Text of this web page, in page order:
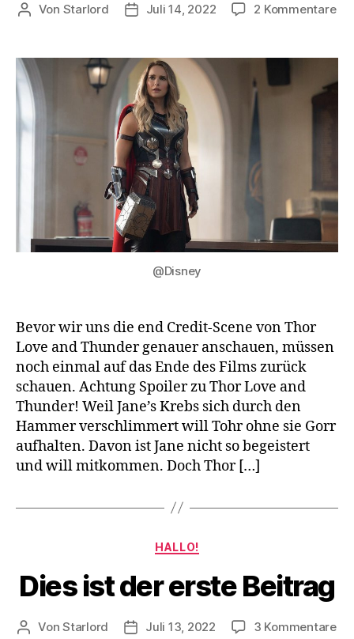
Beitragsautor
Von Starlord Beitragsdatum
Juli 14, 2022 2 Kommentarezu
@Disney
Bevor wir uns die end Credit-Scene von Thor
Love and Thunder genauer anschauen, müssen
noch einmal auf das Ende des Films zurück
schauen. Achtung Spoiler zu Thor Love and
Thunder! Weil Jane’s Krebs sich durch den
Hammer verschlimmert will Tohr ohne sie Gorr
aufhalten. Davon ist Jane nicht so begeistert
und will mitkommen. Doch Thor […]
Kategorien
HALLO!
Dies ist der erste Beitrag
Beitragsautor
VonStarlord Beitragsdatum
Juli 13, 2022 3 Kommentarezu